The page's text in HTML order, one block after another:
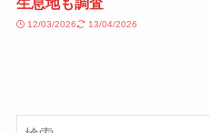
12/03/2026 13/04/2026